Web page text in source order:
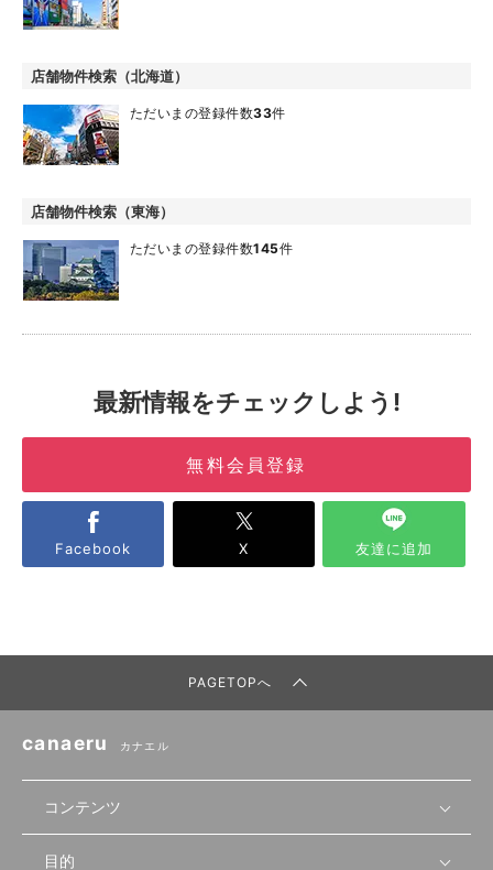
店舗物件検索（北海道）
ただいまの登録件数33件
店舗物件検索（東海）
ただいまの登録件数145件
最新情報をチェックしよう!
無料会員登録
Facebook X 友達に追加
PAGETOPへ
canaeru カナエル
コンテンツ
無料開業相談
目的